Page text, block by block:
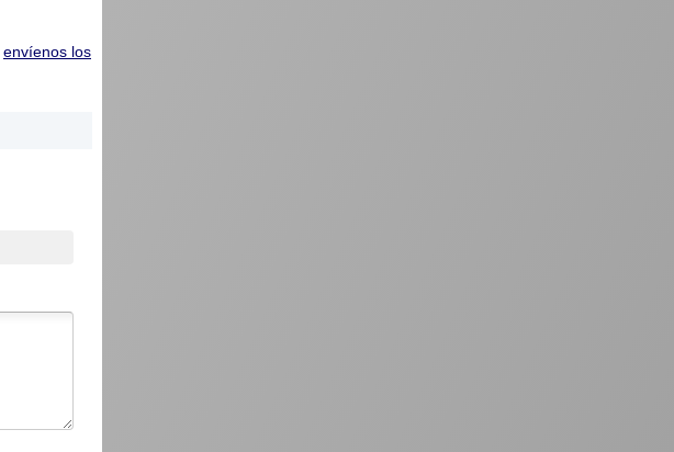
envíenos los